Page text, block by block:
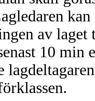
kan
av
10 min